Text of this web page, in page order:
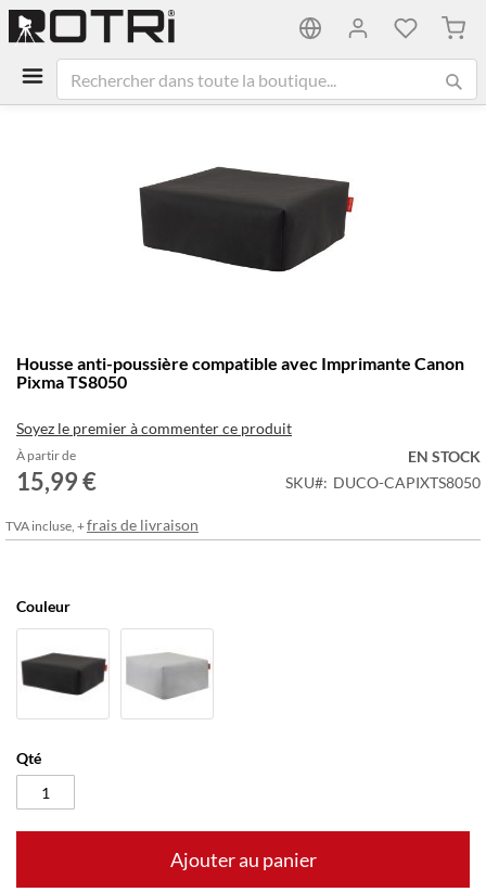
Mon
au
début
la
Galerie
d’images
Housse anti-poussière compatible avec Imprimante Canon
Pixma TS8050
Soyez le premier à commenter ce produit
À partir de
15,99 €
EN STOCK
SKU
DUCO-CAPIXTS8050
TVA incluse, +frais de livraison
Couleur
Qté
Ajouter au panier